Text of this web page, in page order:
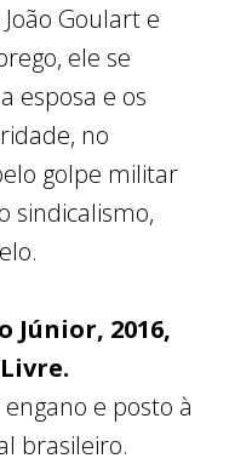
Goulart e
ele se
esposa e os
no
golpe militar
sindicalismo,
Júnior, 2016,
e posto à
brasileiro.